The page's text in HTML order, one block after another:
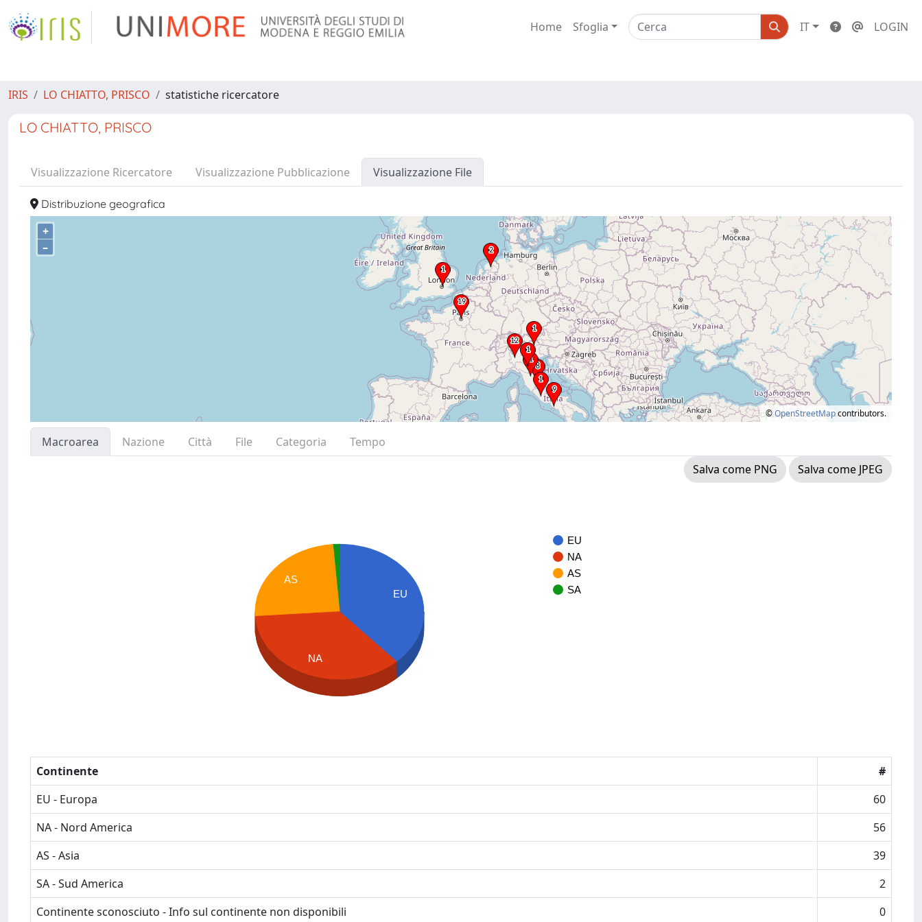
Home Sfoglia IT LOGIN
IRIS LO CHIATTO, PRISCO statistiche ricercatore
LO CHIATTO, PRISCO
Visualizzazione Ricercatore Visualizzazione Pubblicazione Visualizzazione File
Distribuzione geografica
+
–
©OpenStreetMapcontributors.
Macroarea Nazione Città File Categoria
Tempo
Salva come PNG
Salva come JPEG
EU
NA
AS
SA
EU
AS
NA
Continente
#
EU - Europa
60
NA - Nord America
56
AS - Asia
39
SA - Sud America
2
Continente sconosciuto - Info sul continente non disponibili
0